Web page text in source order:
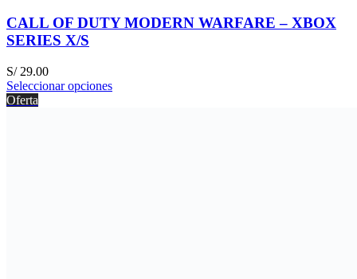
CALL OF DUTY MODERN WARFARE – XBOX
SERIES X/S
S/29.00
Seleccionar opciones
Oferta